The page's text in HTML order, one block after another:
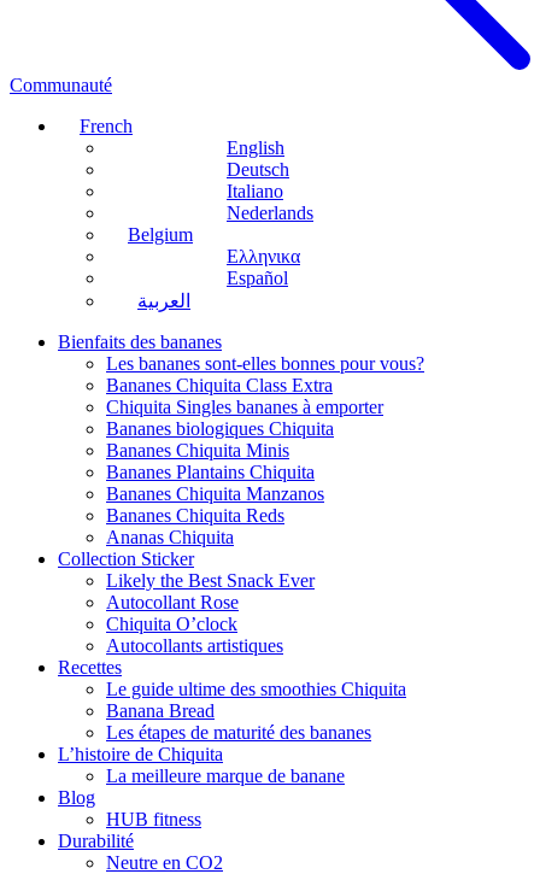
Communauté
French
English
Deutsch
Italiano
Nederlands
Belgium
Ελληνικα
Español
العربية
Bienfaits des bananes
Les bananes sont-elles bonnes pour vous?
Bananes Chiquita Class Extra
Chiquita Singles bananes à emporter
Bananes biologiques Chiquita
Bananes Chiquita Minis
Bananes Plantains Chiquita
Bananes Chiquita Manzanos
Bananes Chiquita Reds
Ananas Chiquita
Collection Sticker
Likely the Best Snack Ever
Autocollant Rose
Chiquita O’clock
Autocollants artistiques
Recettes
Le guide ultime des smoothies Chiquita
Banana Bread
Les étapes de maturité des bananes
L’histoire de Chiquita
La meilleure marque de banane
Blog
HUB fitness
Durabilité
Neutre en CO2